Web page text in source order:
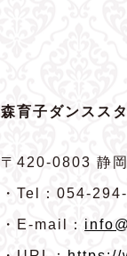
森育子ダンスス
〒420-0803静
・Tel：054-
・E-mail：